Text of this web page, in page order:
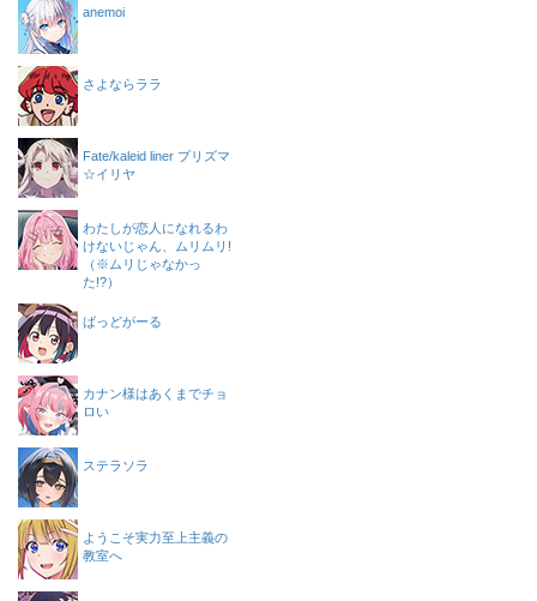
anemoi
さよならララ
Fate/kaleid liner プリズマ
☆イリヤ
わたしが恋人になれるわ
けないじゃん、ムリムリ!
（※ムリじゃなかっ
た!?）
ばっどがーる
カナン様はあくまでチョ
ロい
ステラソラ
ようこそ実力至上主義の
教室へ